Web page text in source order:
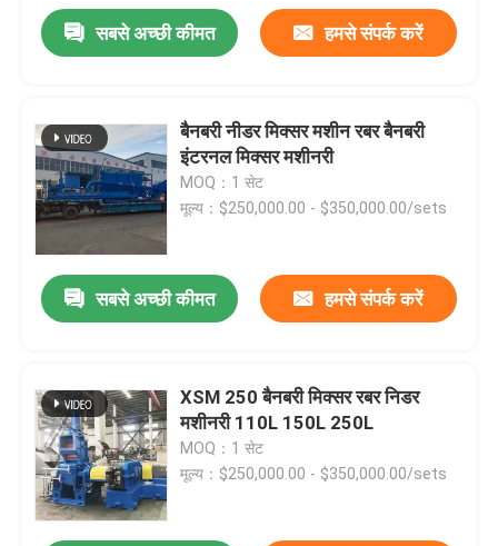
सबसे अच्छी कीमत हमसे संपर्क करें
बैनबरी नीडर मिक्सर मशीन रबर बैनबरी
इंटरनल मिक्सर मशीनरी
MOQ：1 सेट
मूल्य：$250,000.00 - $350,000.00/sets
सबसे अच्छी कीमत हमसे संपर्क करें
XSM 250 बैनबरी मिक्सर रबर निडर
मशीनरी 110L 150L 250L
MOQ：1 सेट
मूल्य：$250,000.00 - $350,000.00/sets